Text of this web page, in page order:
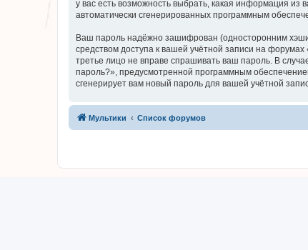
у вас есть возможность выбрать, какая информация из
автоматически сгенерированных программным
Ваш пароль надёжно зашифрован (односторонним
средством доступа к вашей учётной записи на форумах
третье лицо не вправе спрашивать ваш пароль. В
пароль?», предусмотренной программным
сгенерирует вам новый пароль для вашей учётной
Мультики Список форумов